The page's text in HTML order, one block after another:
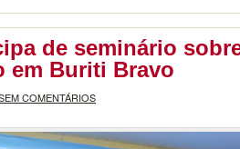
de seminário
em Buriti Bravo
COMENTÁRIOS